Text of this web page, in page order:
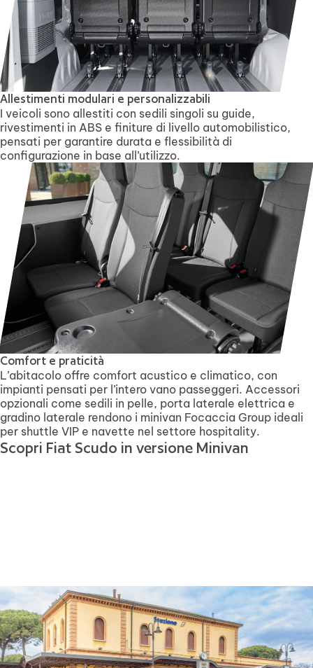
Allestimenti modulari e personalizzabili
I veicoli sono allestiti con sedili singoli su guide,
rivestimenti in ABS e finiture di livello automobilistico,
pensati per garantire durata e flessibilità di
configurazione in base all’utilizzo.
Comfort e praticità
L’abitacolo offre comfort acustico e climatico, con
impianti pensati per l’intero vano passeggeri. Accessori
opzionali come sedili in pelle, porta laterale elettrica e
gradino laterale rendono i minivan Focaccia Group ideali
per shuttle VIP e navette nel settore hospitality.
Scopri Fiat Scudo in versione Minivan